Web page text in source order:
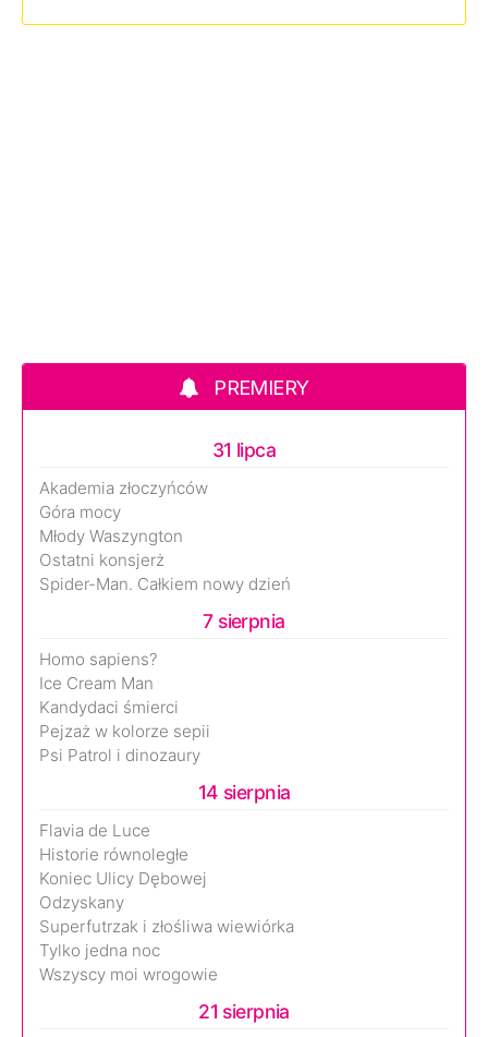
PREMIERY
31 lipca
Akademia złoczyńców
Góra mocy
Młody Waszyngton
Ostatni konsjerż
Spider-Man. Całkiem nowy dzień
7 sierpnia
Homo sapiens?
Ice Cream Man
Kandydaci śmierci
Pejzaż w kolorze sepii
Psi Patrol i dinozaury
14 sierpnia
Flavia de Luce
Historie równoległe
Koniec Ulicy Dębowej
Odzyskany
Superfutrzak i złośliwa wiewiórka
Tylko jedna noc
Wszyscy moi wrogowie
21 sierpnia